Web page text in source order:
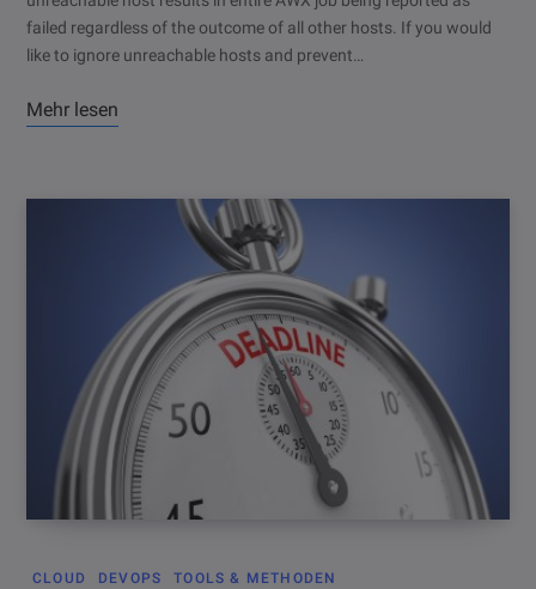
failed regardless of the outcome of all other hosts. If you would
like to ignore unreachable hosts and prevent…
Mehr lesen
CLOUD DEVOPS TOOLS & METHODEN